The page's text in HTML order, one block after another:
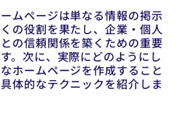
ムページは単なる情報の掲示
の役割を果たし、企業・個人
の信頼関係を築くための重要
。次に、実際にどのようにし
ホームページを作成すること
体的なテクニックを紹介しま